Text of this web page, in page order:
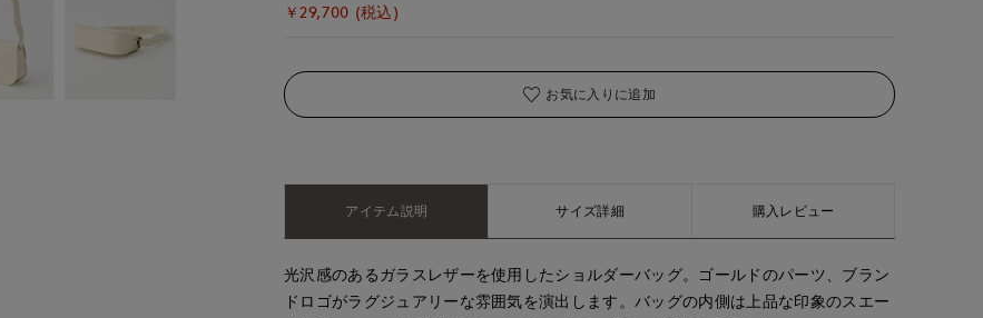
￥29,700 (税込)
お気に入りに追加
アイテム説明 サイズ詳細 購入レビュー
光沢感のあるガラスレザーを使用したショルダーバッグ。ゴールドのパーツ、ブラン
ドロゴがラグジュアリーな雰囲気を演出します。バッグの内側は上品な印象のスエー